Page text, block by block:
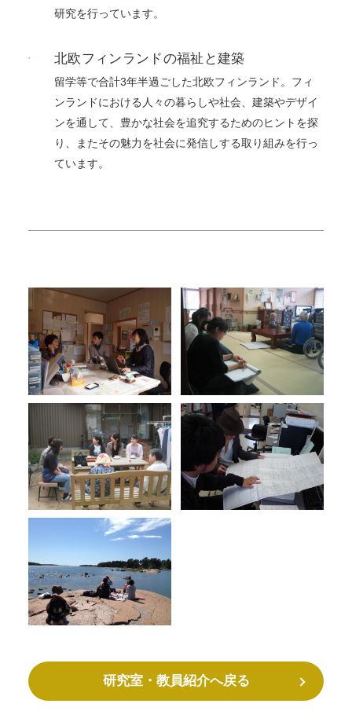
研究を行っています。
北欧フィンランドの福祉と建築
留学等で合計3年半過ごした北欧フィンランド。フィ
ンランドにおける人々の暮らしや社会、建築やデザイ
ンを通して、豊かな社会を追究するためのヒントを探
り、またその魅力を社会に発信しする取り組みを行っ
ています。
研究室・教員紹介へ戻る